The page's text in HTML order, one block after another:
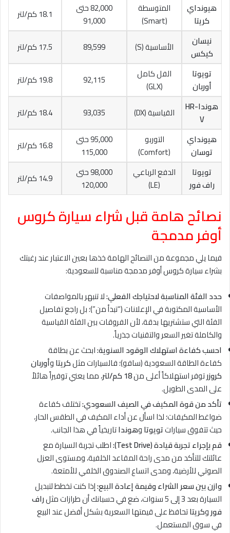
هيونداي
كريتا
المتوسطة
(Smart)
82,000 حتى
91,000
18.1 كم/لتر
نيسان
كيكس
الأساسية (S) 89,599
17.5 كم/لتر
تويوتا
أوربان
الفل كامل
(GLX)
92,115
19.8 كم/لتر
هونداHR-
V
القياسية (DX) 93,035
18.4 كم/لتر
هيونداي
توسان
التوربو
(Comfort)
95,000 حتى
115,000
16.8 كم/لتر
تويوتا
راف فور
الدفع الرباعي
(LE)
98,000 حتى
120,000
14.9 كم/لتر
نصائح هامة قبل شراء سيارة كروس
أوفر مدمجة
فيما يلي مجموعة من النصائح الهامة خذها بعين الاعتبار عند رغبتك
بشراء سيارة كروس أوفر مدمجة مناسبة للسعودية:
حدد الفئة المناسبة لاحتياجك الفعلي:لا تنبهر بالمواصفات
الأساسية المكتوبة في الإعلانات (“تبدأ من”)؛ بل راجع تفاصيل
الفئة التي ستشتريها بدقة، لأن الفروقات بين الفئة القياسية
والكاملة تغير السعر والتقنيات جذرياً.
احسب كفاءة استهلاك الوقود السنوية:ابحث عن بطاقة
كفاءة الطاقة السعودية (سافو)؛ فالسيارات مثلكريتاوأوربان
كروزرتوفر استهلاكاً أعلى من18 كم/لتر
، مما يعني توفيراً هائلاً
على المدى الطويل.
تأكد من قوة المكيف في الصيف السعودي:تختلف كفاءة
ضواغط المكيفات؛ لذا اسأل عن أداء المكيف في الطقس الحار،
حيث تتفوق سياراتتويوتاوهونداتاريخياً في هذا الجانب.
قم بإجراء تجربة قيادة (Test Drive):
اطلب تجربة السيارة مع
عائلتك للتأكد من مدى راحة المقاعد الخلفية، ومستوى العزل
الصوتي للأرضية، ومدى اتساع الصندوق الخلفي للأمتعة.
وازن بين سعر الشراء وقيمة إعادة البيع:إذا كنت تخطط لتبديل
السيارة بعد 3 إلى 5 سنوات، ضع في حسبانك أن طرازات مثل
راف
فوروكريتاتحافظ على قيمتها السعرية بشكل أفضل عند البيع
في سوق المستعمل.